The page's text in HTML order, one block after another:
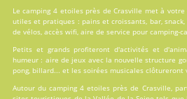
Le camping 4 etoiles près de Crasville met à
utiles et pratiques : pains et croissants, bar,
de vélos, accès wifi, aire de service pour camping-
Petits et grands profiteront d'activités et
humeur : aire de jeux avec la nouvelle structure
pong, billard... et les soirées musicales clôtureront
Autour du camping 4 etoiles près de Crasville,